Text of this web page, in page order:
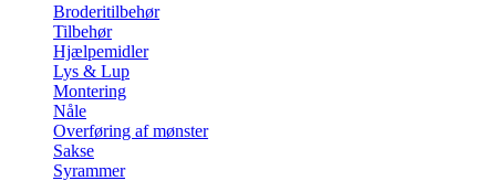
Broderitilbehør
Tilbehør
Hjælpemidler
Lys & Lup
Montering
Nåle
Overføring af mønster
Sakse
Syrammer